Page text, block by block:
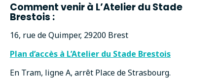
Comment venir à L’Atelier du Stade
Brestois :
16, rue de Quimper, 29200 Brest
Plan d’accès à L’Atelier du Stade Brestois
En Tram, ligne A, arrêt Place de Strasbourg.